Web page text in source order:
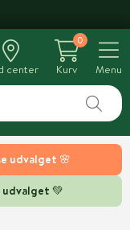
udvalget 🌸
💚
center
0
Kurv
Menu